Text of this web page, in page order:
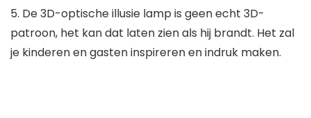
5. De 3D-optische illusie lamp is geen echt 3D-
patroon, het kan dat laten zien als hij brandt. Het zal
je kinderen en gasten inspireren en indruk maken.